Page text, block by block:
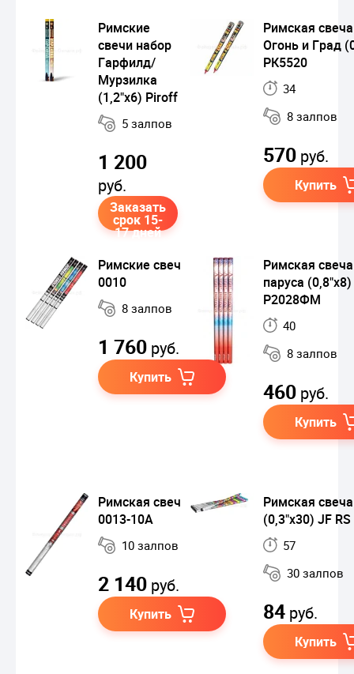
Римские
свечи набор
Гарфилд/
Мурзилка
(1,2"х6) Piroff
5 залпов
1 200
руб.
Заказать
срок 15-
17 дней
Римская свеча
Огонь и Град
РК5520
34
8 залпов
570 руб.
Купить
Римские свечи GWL-
0010
8 залпов
1 760 руб.
Купить
Римская
паруса (0,8"х8)
Р2028ФМ
40
8 залпов
460 руб.
Купить
Римская свеча GWL-
0013-10A
10 залпов
2 140 руб.
Купить
Римская свеча
(0,3"х30) JF
57
30 залпов
84 руб.
Купить